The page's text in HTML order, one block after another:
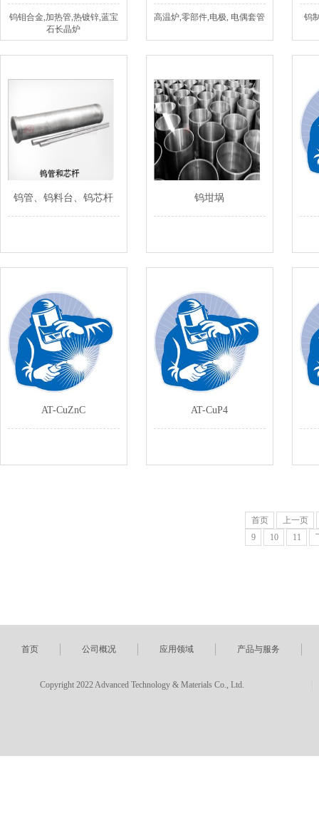
钨钼合金,加热管,热镀锌,蓝宝
石长晶炉
高温炉,零部件,电极, 电偶套管 钨
钨管、钨料台、钨芯杆 钨坩埚
AT-CuZnC AT-CuP4
首页
上一页
9
10 11
首页 公司概况 应用领域 产品与服务
Copyright 2022 Advanced Technology & Materials Co., Ltd.